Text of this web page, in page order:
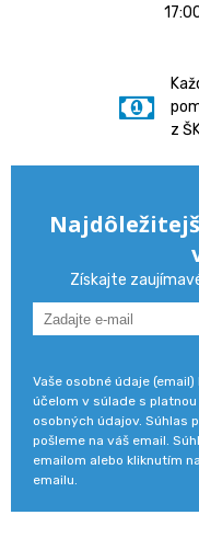
z
Získajte
Vaše osobné údaje
účelom v súlade s
osobných údajov. Súhlas
pošleme na váš email.
emailom alebo kliknutím
emailu.